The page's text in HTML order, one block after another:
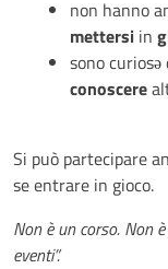
non hanno
mettersi in
sono curiosə
conoscere
Si può partecipare
se entrare in gioco.
Non è un corso. Non
eventi”.